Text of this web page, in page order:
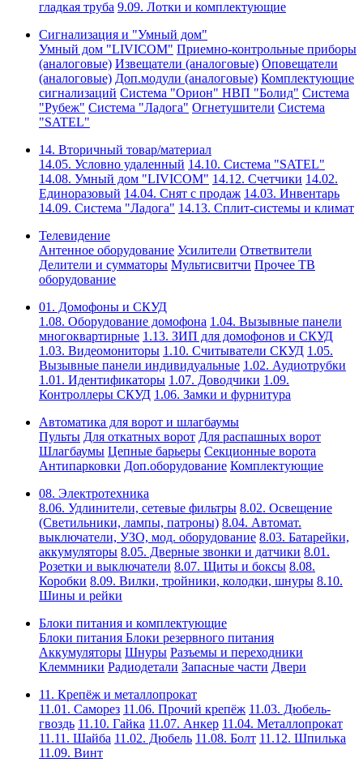
гладкая труба 9.09. Лотки и комплектующие
Сигнализация и "Умный дом"
Умный дом "LIVICOM" Приемно-контрольные приборы
(аналоговые) Извещатели (аналоговые) Оповещатели
(аналоговые) Доп.модули (аналоговые) Комплектующие
сигнализаций Система "Орион" НВП "Болид" Система
"Рубеж" Система "Ладога" Огнетушители Система
"SATEL"
14. Вторичный товар/материал
14.05. Условно удаленный 14.10. Система "SATEL"
14.08. Умный дом "LIVICOM" 14.12. Счетчики 14.02.
Единоразовый 14.04. Снят с продаж 14.03. Инвентарь
14.09. Система "Ладога" 14.13. Сплит-системы и климат
Телевидение
Антенное оборудование Усилители Ответвители
Делители и сумматоры Мультисвитчи Прочее ТВ
оборудование
01. Домофоны и СКУД
1.08. Оборудование домофона 1.04. Вызывные панели
многоквартирные 1.13. ЗИП для домофонов и СКУД
1.03. Видеомониторы 1.10. Считыватели СКУД 1.05.
Вызывные панели индивидуальные 1.02. Аудиотрубки
1.01. Идентификаторы 1.07. Доводчики 1.09.
Контроллеры СКУД 1.06. Замки и фурнитура
Автоматика для ворот и шлагбаумы
Пульты Для откатных ворот Для распашных ворот
Шлагбаумы Цепные барьеры Секционные ворота
Антипарковки Доп.оборудование Комплектующие
08. Электротехника
8.06. Удлинители, сетевые фильтры 8.02. Освещение
(Светильники, лампы, патроны) 8.04. Автомат.
выключатели, УЗО, мод. оборудование 8.03. Батарейки,
аккумуляторы 8.05. Дверные звонки и датчики 8.01.
Розетки и выключатели 8.07. Щиты и боксы 8.08.
Коробки 8.09. Вилки, тройники, колодки, шнуры 8.10.
Шины и рейки
Блоки питания и комплектующие
Блоки питания Блоки резервного питания
Аккумуляторы Шнуры Разъемы и переходники
Клеммники Радиодетали Запасные части Двери
11. Крепёж и металлопрокат
11.01. Саморез 11.06. Прочий крепёж 11.03. Дюбель-
гвоздь 11.10. Гайка 11.07. Анкер 11.04. Металлопрокат
11.11. Шайба 11.02. Дюбель 11.08. Болт 11.12. Шпилька
11.09. Винт